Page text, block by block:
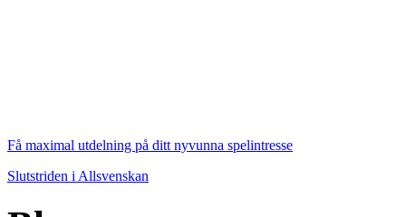
Få maximal utdelning på ditt nyvunna spelintresse
Slutstriden i Allsvenskan